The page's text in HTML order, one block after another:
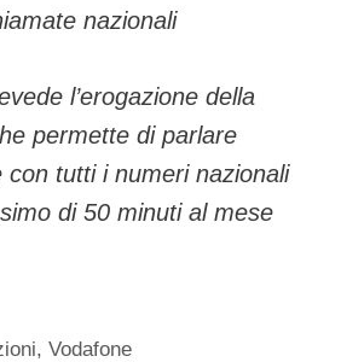
nazionali
l’erogazione della
permette di parlare
con tutti i numeri nazionali
di 50 minuti al mese
,Vodafone